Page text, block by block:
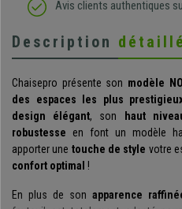
Avis clients authentiques
Description
Chaisepro présente son modèle
des espaces les plus
design élégant, son haut
robustesse en font un modèle
apporter une touche de style votre
confort optimal !
En plus de son apparence